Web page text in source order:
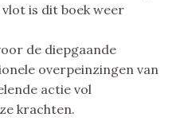
is dit boek weer
de diepgaande
overpeinzingen van
actie vol
krachten.